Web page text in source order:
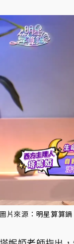
圖片來源： 明星算算鍋